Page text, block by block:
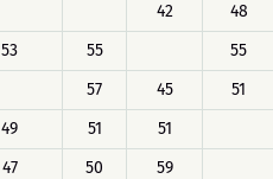
42 48
53 55 55
57 45 51
49 51 51
47 50 59